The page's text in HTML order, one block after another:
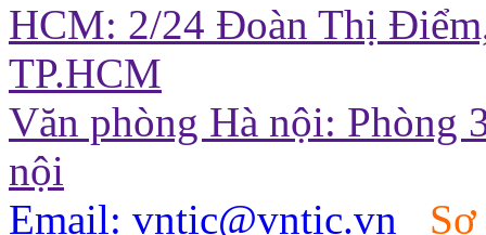
HCM: 2/24 Đoàn Thị
TP.HCM
Văn phòng Hà nội: Phòng
nội
Email: vntic@vntic.vn